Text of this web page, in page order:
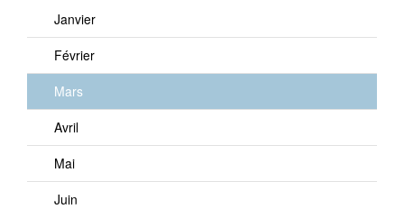
Janvier
Février
Mars
Avril
Mai
Juin